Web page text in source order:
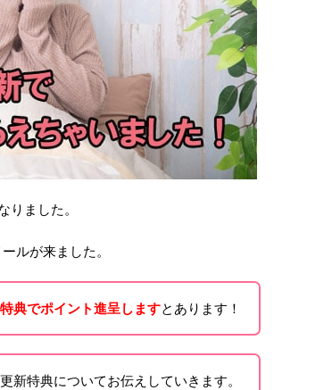
ました。
ルが来ました。
典でポイント進呈しますとあります！
新特典についてお伝えしていきます。